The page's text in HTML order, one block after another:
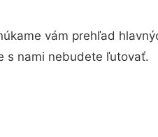
vám prehľad
s nami nebudete ľutovať.